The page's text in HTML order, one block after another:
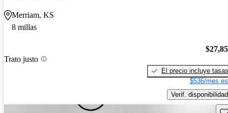
Merriam, KS
8 millas
Trato justo
El precio incluye tasas
$536/mes
Verif. disponibilidad